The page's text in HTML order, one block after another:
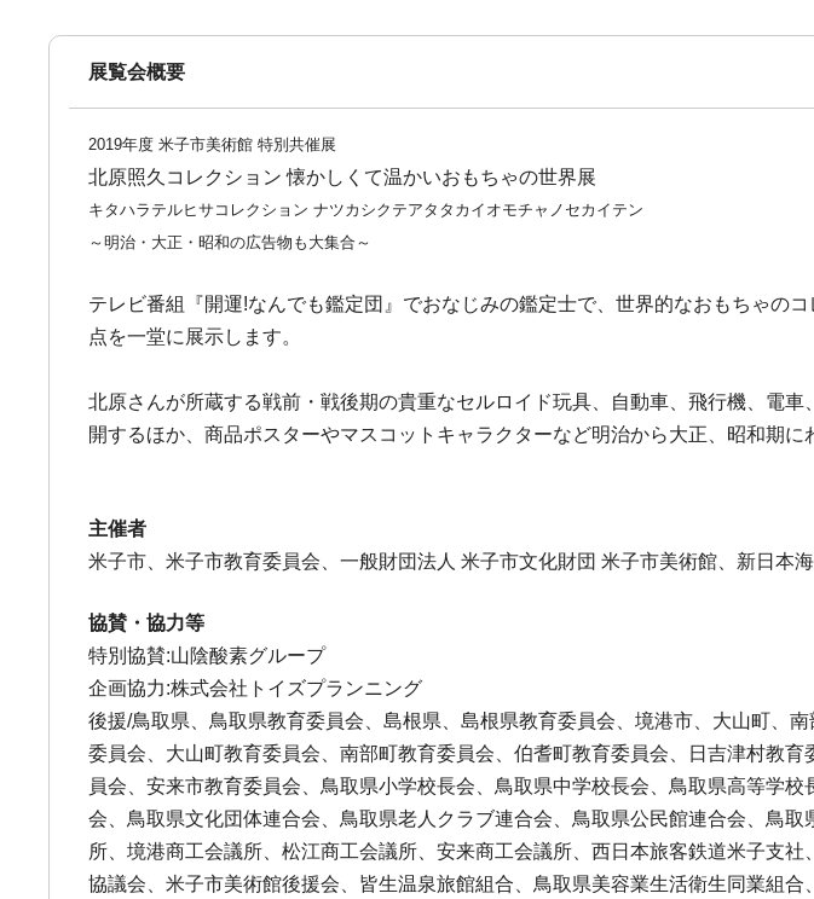
展覧会概要
2019年度 米子市美術館 特別共催展
北原照久コレクション 懐かしくて温かいおもちゃの世界展
キタハラテルヒサコレクション ナツカシクテアタタカイオモチャノセカイテン
～明治・大正・昭和の広告物も大集合～
テレビ番組『開運!なんでも鑑定団』でおなじみの鑑定士で、世界的なおもちゃの
点を一堂に展示します。
北原さんが所蔵する戦前・戦後期の貴重なセルロイド玩具、自動車、飛行機、電
開するほか、商品ポスターやマスコットキャラクターなど明治から大正、昭和期
主催者
米子市、米子市教育委員会、一般財団法人 米子市文化財団 米子市美術館、新日本
協賛・協力等
特別協賛:山陰酸素グループ
企画協力:株式会社トイズプランニング
後援/鳥取県、鳥取県教育委員会、島根県、島根県教育委員会、境港市、大山町、
委員会、大山町教育委員会、南部町教育委員会、伯耆町教育委員会、日吉津村教
員会、安来市教育委員会、鳥取県小学校長会、鳥取県中学校長会、鳥取県高等学
会、鳥取県文化団体連合会、鳥取県老人クラブ連合会、鳥取県公民館連合会、鳥
所、境港商工会議所、松江商工会議所、安来商工会議所、西日本旅客鉄道米子支
協議会、米子市美術館後援会、皆生温泉旅館組合、鳥取県美容業生活衛生同業組